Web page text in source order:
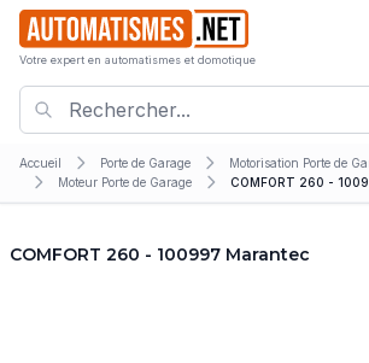
Votre expert en automatismes et domotique
Accueil Porte de Garage
Motorisation Porte de
Moteur Porte de Garage
COMFORT 260 -
COMFORT 260 - 100997 Marantec